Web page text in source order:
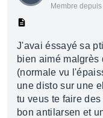
Membre
J'avai éssayé sa
bien aimé malgrès
(normale vu
une disto sur une
tu veus te faire
bon antilarsen et